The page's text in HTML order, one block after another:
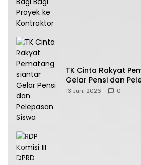
TK Cinta Rakyat
Gelar Pensi dan
13 Juni 2026 0